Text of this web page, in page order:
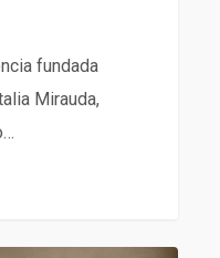
fundada
Mirauda,